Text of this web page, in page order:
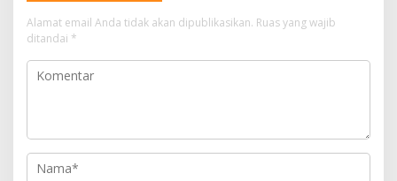
Alamat email Anda tidak akan dipublikasikan. Ruas yang wajib
ditandai *